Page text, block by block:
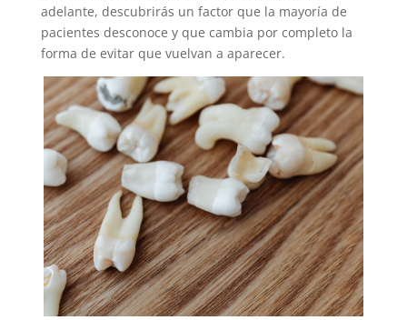
adelante, descubrirás un factor que la mayoría de
pacientes desconoce y que cambia por completo la
forma de evitar que vuelvan a aparecer.